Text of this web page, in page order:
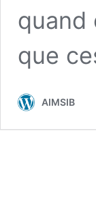
quand
que
AIMSIB